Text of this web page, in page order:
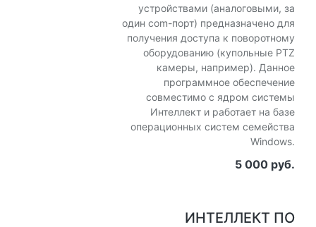
устройствами (аналоговыми, за
один com-порт) предназначено для
получения доступа к поворотному
оборудованию (купольные PTZ
камеры, например). Данное
программное обеспечение
совместимо с ядром системы
Интеллект и работает на базе
операционных систем семейства
Windows.
5 000 руб.
ИНТЕЛЛЕКТ ПО